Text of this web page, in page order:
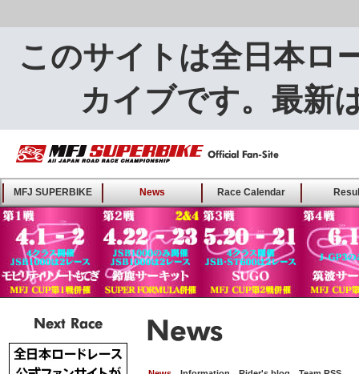
このサイトは全日本ロ
カイブです。最新
MFJ SUPERBIKE ALL
JAPAN ROAD RACE
CHAMPIONSHIP - Offical
Fan-Site
MFJ SUPERBIKE News Race Calendar
Next Race